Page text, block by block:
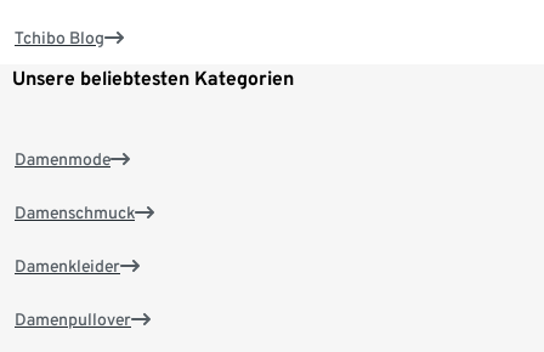
Tchibo Blog
Unsere beliebtesten Kategorien
Damenmode
Damenschmuck
Damenkleider
Damenpullover